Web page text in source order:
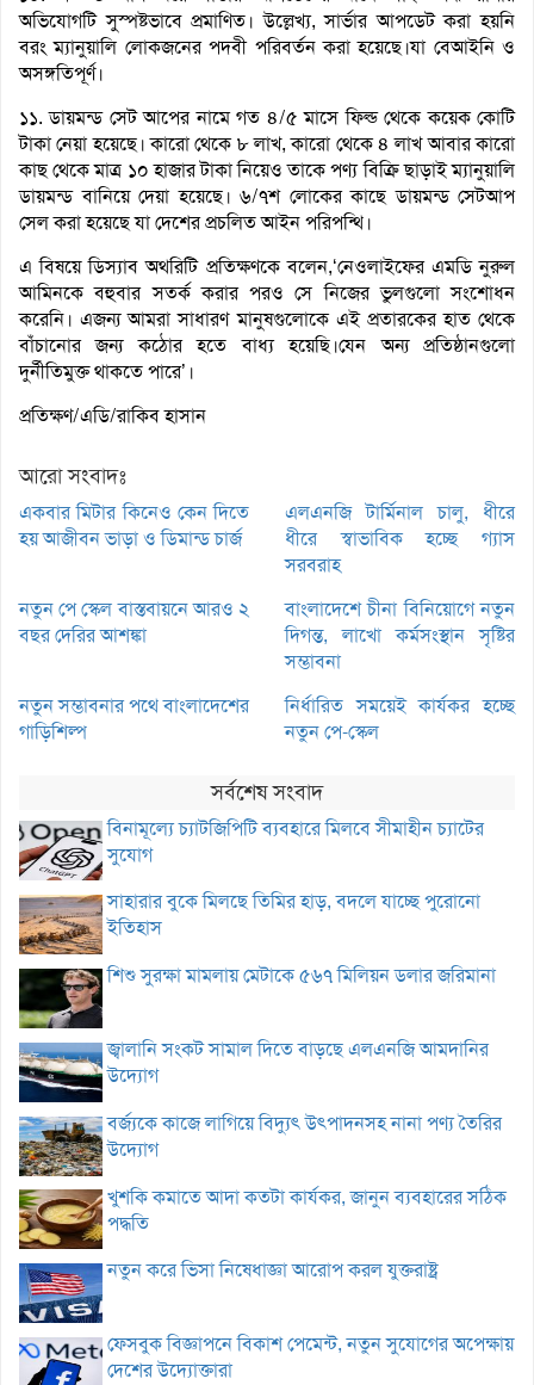
অভিযোগটি সুস্পষ্টভাবে প্রমাণিত। উল্লেখ্য, সার্ভার আপডেট করা হয়নি
বরং ম্যানুয়ালি লোকজনের পদবী পরিবর্তন করা হয়েছে।যা বেআইনি ও
অসঙ্গতিপূর্ণ।
১১. ডায়মন্ড সেট আপের নামে গত ৪/৫ মাসে ফিল্ড থেকে কয়েক কোটি
টাকা নেয়া হয়েছে। কারো থেকে ৮ লাখ, কারো থেকে ৪ লাখ আবার কারো
কাছ থেকে মাত্র ১০ হাজার টাকা নিয়েও তাকে পণ্য বিক্রি ছাড়াই ম্যানুয়ালি
ডায়মন্ড বানিয়ে দেয়া হয়েছে। ৬/৭শ লোকের কাছে ডায়মন্ড সেটআপ
সেল করা হয়েছে যা দেশের প্রচলিত আইন পরিপন্থি।
এ বিষয়ে ডিস্যাব অথরিটি প্রতিক্ষণকে বলেন,‘নেওলাইফের এমডি নুরুল
আমিনকে বহুবার সতর্ক করার পরও সে নিজের ভুলগুলো সংশোধন
করেনি। এজন্য আমরা সাধারণ মানুষগুলোকে এই প্রতারকের হাত থেকে
বাঁচানোর জন্য কঠোর হতে বাধ্য হয়েছি।যেন অন্য প্রতিষ্ঠানগুলো
দুর্নীতিমুক্ত থাকতে পারে’।
প্রতিক্ষণ/এডি/রাকিব হাসান
আরো সংবাদঃ
একবার মিটার কিনেও কেন দিতে
হয় আজীবন ভাড়া ও ডিমান্ড চার্জ
এলএনজি টার্মিনাল চালু, ধীরে
ধীরে স্বাভাবিক হচ্ছে গ্যাস
সরবরাহ
নতুন পে স্কেল বাস্তবায়নে আরও ২
বছর দেরির আশঙ্কা
বাংলাদেশে চীনা বিনিয়োগে নতুন
দিগন্ত, লাখো কর্মসংস্থান সৃষ্টির
সম্ভাবনা
নতুন সম্ভাবনার পথে বাংলাদেশের
গাড়িশিল্প
নির্ধারিত সময়েই কার্যকর হচ্ছে
নতুন পে-স্কেল
সর্বশেষ সংবাদ
বিনামূল্যে চ্যাটজিপিটি ব্যবহারে মিলবে সীমাহীন চ্যাটের
সুযোগ
সাহারার বুকে মিলছে তিমির হাড়, বদলে যাচ্ছে পুরোনো
ইতিহাস
শিশু সুরক্ষা মামলায় মেটাকে ৫৬৭ মিলিয়ন ডলার জরিমানা
জ্বালানি সংকট সামাল দিতে বাড়ছে এলএনজি আমদানির
উদ্যোগ
বর্জ্যকে কাজে লাগিয়ে বিদ্যুৎ উৎপাদনসহ নানা পণ্য তৈরির
উদ্যোগ
খুশকি কমাতে আদা কতটা কার্যকর, জানুন ব্যবহারের সঠিক
পদ্ধতি
নতুন করে ভিসা নিষেধাজ্ঞা আরোপ করল যুক্তরাষ্ট্র
ফেসবুক বিজ্ঞাপনে বিকাশ পেমেন্ট, নতুন সুযোগের অপেক্ষায়
দেশের উদ্যোক্তারা